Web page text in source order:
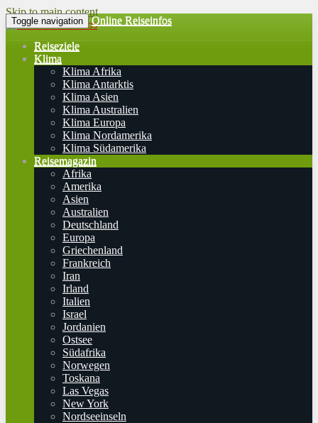
Skip to main content
Toggle navigation Online Reiseinfos
Reiseziele
Klima
Klima Afrika
Klima Antarktis
Klima Asien
Klima Australien
Klima Europa
Klima Nordamerika
Klima Südamerika
Reisemagazin
Afrika
Amerika
Asien
Australien
Deutschland
Europa
Griechenland
Frankreich
Iran
Irland
Italien
Israel
Jordanien
Ostsee
Südafrika
Norwegen
Toskana
Las Vegas
New York
Nordseeinseln